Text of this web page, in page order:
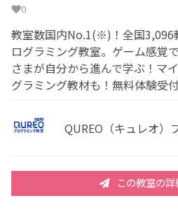
0
教室数国内No.1(※)！全国3,096
ログラミング教室。ゲーム感覚
さまが自分から進んで学ぶ！マ
グラミング教材も！無料体験受
QUREO（キュレオ）
この教室の